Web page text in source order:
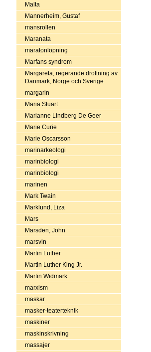
Malta
Mannerheim, Gustaf
mansrollen
Maranata
maratonlöpning
Marfans syndrom
Margareta, regerande drottning av
Danmark, Norge och Sverige
margarin
Maria Stuart
Marianne Lindberg De Geer
Marie Curie
Marie Oscarsson
marinarkeologi
marinbiologi
marinbiologi
marinen
Mark Twain
Marklund, Liza
Mars
Marsden, John
marsvin
Martin Luther
Martin Luther King Jr.
Martin Widmark
marxism
maskar
masker-teaterteknik
maskiner
maskinskrivning
massajer